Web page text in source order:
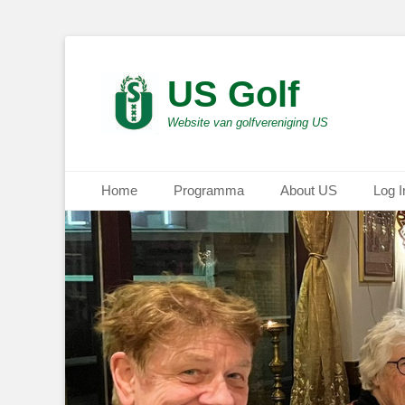
US Golf
Website van golfvereniging US
Primair menu
naar
de
inhoud
Home Programma About US Log